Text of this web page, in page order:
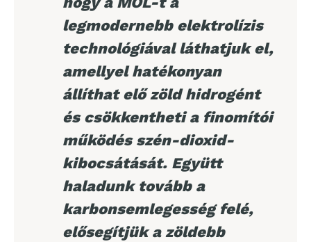
legmodernebb elektrolízis
technológiával láthatjuk el,
amellyel hatékonyan
állíthat elő zöld hidrogént
és csökkentheti a finomítói
működés szén-dioxid-
kibocsátását. Együtt
haladunk tovább a
karbonsemlegesség felé,
elősegítjük a zöldebb